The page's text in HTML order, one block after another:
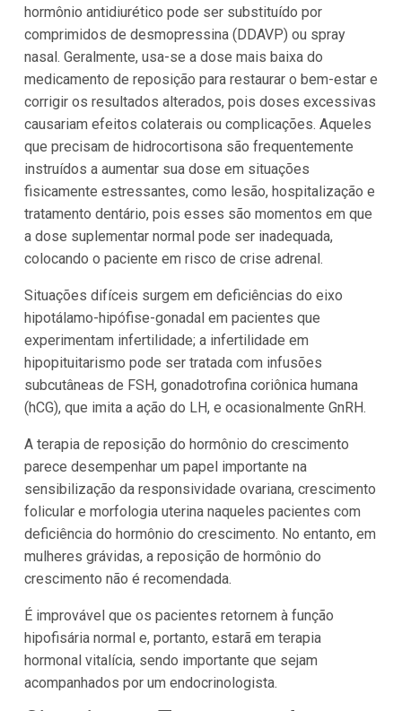
hormônio antidiurético pode ser substituído por
comprimidos de desmopressina (DDAVP) ou spray
nasal. Geralmente, usa-se a dose mais baixa do
medicamento de reposição para restaurar o bem-estar e
corrigir os resultados alterados, pois doses excessivas
causariam efeitos colaterais ou complicações. Aqueles
que precisam de hidrocortisona são frequentemente
instruídos a aumentar sua dose em situações
fisicamente estressantes, como lesão, hospitalização e
tratamento dentário, pois esses são momentos em que
a dose suplementar normal pode ser inadequada,
colocando o paciente em risco de crise adrenal.
Situações difíceis surgem em deficiências do eixo
hipotálamo-hipófise-gonadal em pacientes que
experimentam infertilidade; a infertilidade em
hipopituitarismo pode ser tratada com infusões
subcutâneas de FSH, gonadotrofina coriônica humana
(hCG), que imita a ação do LH, e ocasionalmente GnRH.
A terapia de reposição do hormônio do crescimento
parece desempenhar um papel importante na
sensibilização da responsividade ovariana, crescimento
folicular e morfologia uterina naqueles pacientes com
deficiência do hormônio do crescimento. No entanto, em
mulheres grávidas, a reposição de hormônio do
crescimento não é recomendada.
É improvável que os pacientes retornem à função
hipofisária normal e, portanto, estarã em terapia
hormonal vitalícia, sendo importante que sejam
acompanhados por um endocrinologista.